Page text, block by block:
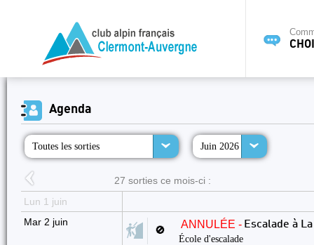
Agenda
Toutes les sorties Juin 2026
27 sorties ce mois-ci :
Lun 1 juin
Mar 2 juin
🚫 ANNULÉE - Escalade à
École d'escalade